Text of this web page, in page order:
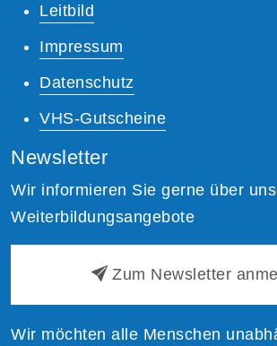
Leitbild
Impressum
Datenschutz
VHS-Gutscheine
Newsletter
Wir informieren Sie gerne über
Weiterbildungsangebote
Zum Newsletter
Wir möchten alle Menschen